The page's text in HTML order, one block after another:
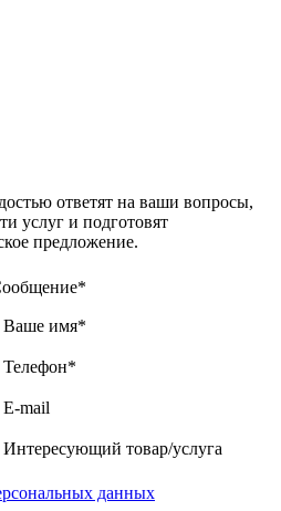
ответят на ваши вопросы,
услуг и подготовят
предложение.
*
Ваше имя*
Телефон*
E-mail
Интересующий товар/услуга
данных